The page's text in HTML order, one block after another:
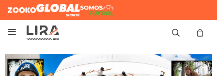
Zooko Global Sports
Somos
Futbol
